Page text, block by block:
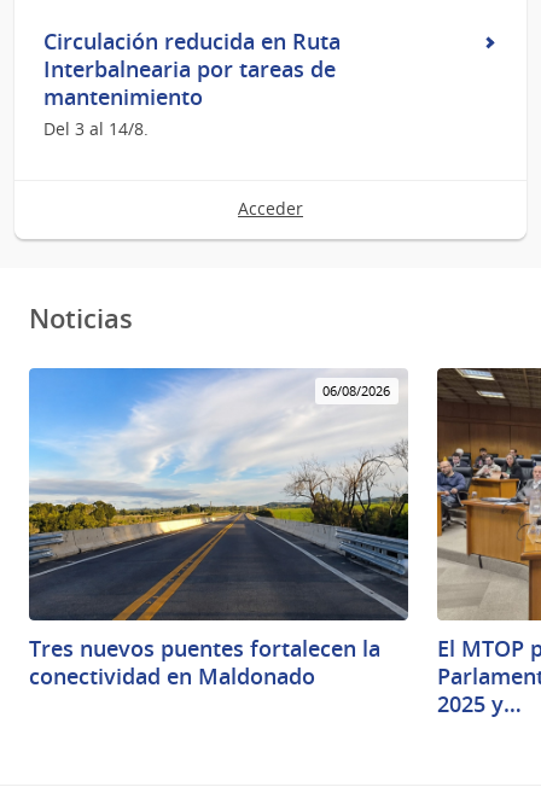
Circulación reducida en Ruta
Interbalnearia por tareas de
mantenimiento
Del 3 al 14/8.
Acceder
Noticias
06/08/2026
Tres nuevos puentes fortalecen la
conectividad en Maldonado
El MTOP
2025 y…